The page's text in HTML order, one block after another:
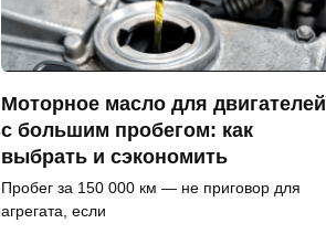
Моторное масло для двигателей
с большим пробегом: как
выбрать и сэкономить
Пробег за 150 000 км — не приговор для
агрегата, если